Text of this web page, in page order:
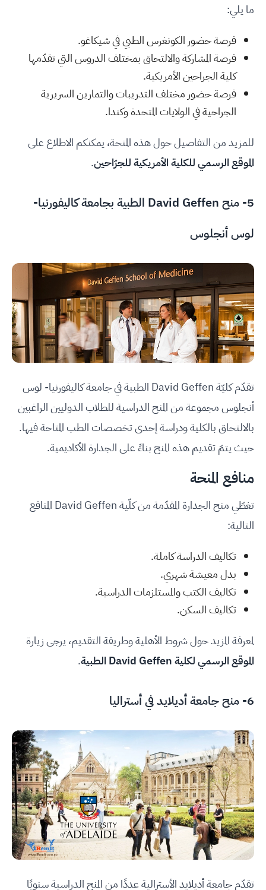
ما يلي:
فرصة حضور الكونغرس الطبي في شيكاغو.
فرصة المشاركة والالتحاق بمختلف الدروس التي تقدّمها
كلية الجراحين الأمريكية.
فرصة حضور مختلف التدريبات والتمارين السريرية
الجراحية في الولايات المتحدة وكندا.
للمزيد من التفاصيل حول هذه المنحة، يمكنكم الاطلاع على
الموقع الرسمي للكلية الأمريكية للجرّاحين.
5- منح David Geffen الطبية بجامعة كاليفورنيا-
لوس أنجلوس
تقدّم كليّة David Geffen الطبية في جامعة كاليفورنيا- لوس
أنجلوس مجموعة من المنح الدراسية للطلاب الدوليين الراغبين
بالالتحاق بالكلية ودراسة إحدى تخصصات الطب المتاحة فيها.
حيث يتمّ تقديم هذه المنح بناءً على الجدارة الأكاديمية.
منافع المنحة
تغطّي منح الجدارة المقدّمة من كلّية David Geffen المنافع
التالية:
تكاليف الدراسة كاملة.
بدل معيشة شهري.
تكاليف الكتب والمستلزمات الدراسية.
تكاليف السكن.
لمعرفة المزيد حول شروط الأهلية وطريقة التقديم، يرجى زيارة
الموقع الرسمي لكلية David Geffen الطبية
.
6- منح جامعة أديلايد في أستراليا
تقدّم جامعة أديلايد الأسترالية عددًا من المنح الدراسية سنويًا